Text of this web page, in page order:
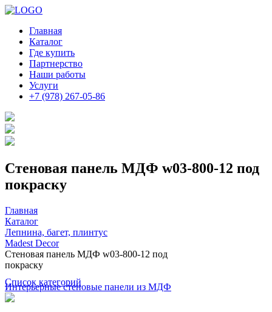
Главная
Каталог
Где купить
Партнерство
Наши работы
Услуги
+7 (978) 267-05-86
Стеновая панель МДФ w03-800-12 под
покраску
Главная
Каталог
Лепнина, багет, плинтус
Madest Decor
Стеновая панель МДФ w03-800-12 под
покраску
Список категорий
Интерьерные стеновые панели из МДФ